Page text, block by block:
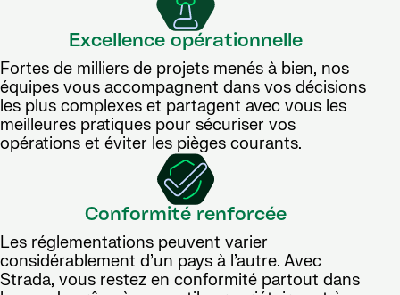
Excellence opérationnelle
Fortes de milliers de projets menés à bien, nos
équipes vous accompagnent dans vos décisions
les plus complexes et partagent avec vous les
meilleures pratiques pour sécuriser vos
opérations et éviter les pièges courants.
Conformité renforcée
Les réglementations peuvent varier
considérablement d’un pays à l’autre. Avec
Strada, vous restez en conformité partout dans